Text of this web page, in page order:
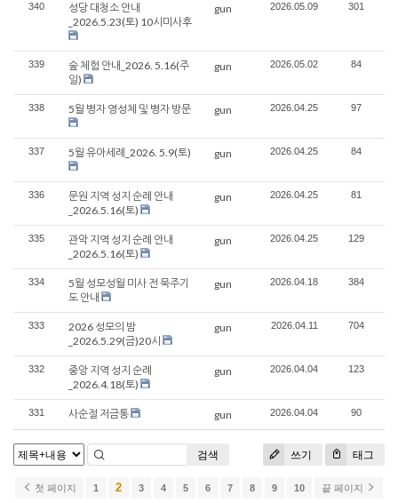
340
성당 대청소 안내
_2026.5.23(토) 10시미사후
gun 2026.05.09 301
339
숲 체험 안내_2026. 5.16(주
일)
gun 2026.05.02 84
338 5월 병자 영성체 및 병자 방문 gun 2026.04.25 97
337 5월 유아세례_2026. 5.9(토) gun 2026.04.25 84
336
문원 지역 성지 순례 안내
_2026.5.16(토)
gun 2026.04.25 81
335
관악 지역 성지 순례 안내
_2026.5.16(토)
gun 2026.04.25 129
334
5월 성모성월 미사 전 묵주기
도 안내
gun 2026.04.18 384
333
2026 성모의 밤
_2026.5.29(금)20시
gun 2026.04.11 704
332
중앙 지역 성지 순례
_2026.4.18(토)
gun 2026.04.04 123
331 사순절 저금통 gun 2026.04.04 90
쓰기 태그
검색
첫 페이지 1 2 3 4 5 6 7 8 9 10 끝 페이지